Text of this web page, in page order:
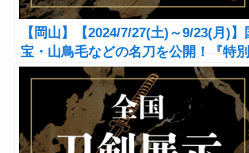
【岡山】【2024/7/27(土)～9/23(月)】
宝・山鳥毛などの名刀を公開！『特別
展「瀬戸内市の名宝展」』